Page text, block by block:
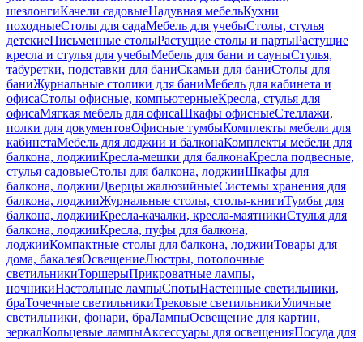
шезлонгиКачели садовыеНадувная мебельКухни
походныеСтолы для садаМебель для учебыСтолы, стулья
детскиеПисьменные столыРастущие столы и партыРастущие
кресла и стулья для учебыМебель для бани и сауныСтулья,
табуретки, подставки для баниСкамьи для баниСтолы для
баниЖурнальные столики для баниМебель для кабинета и
офисаСтолы офисные, компьютерныеКресла, стулья для
офисаМягкая мебель для офисаШкафы офисныеСтеллажи,
полки для документовОфисные тумбыКомплекты мебели для
кабинетаМебель для лоджии и балконаКомплекты мебели для
балкона, лоджииКресла-мешки для балконаКресла подвесные,
стулья садовыеСтолы для балкона, лоджииШкафы для
балкона, лоджииДверцы жалюзийныеСистемы хранения для
балкона, лоджииЖурнальные столы, столы-книгиТумбы для
балкона, лоджииКресла-качалки, кресла-маятникиСтулья для
балкона, лоджииКресла, пуфы для балкона,
лоджииКомпактные столы для балкона, лоджииТовары для
дома, бакалеяОсвещениеЛюстры, потолочные
светильникиТоршерыПрикроватные лампы,
ночникиНастольные лампыСпотыНастенные светильники,
браТочечные светильникиТрековые светильникиУличные
светильники, фонари, браЛампыОсвещение для картин,
зеркалКольцевые лампыАксессуары для освещенияПосуда для